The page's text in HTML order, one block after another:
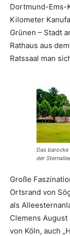
Dortmund-Ems-
Kilometer
Grünen – Stadt
Rathaus aus
Ratssaal man
Das
der
Große
Ortsrand von
als
Clemens
von Köln, auch